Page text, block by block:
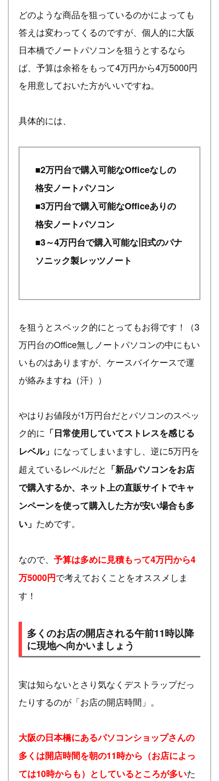
どのような商品を狙っているのかによっても
答えは変わってくるのですが、個人的に大阪
日本橋でノートパソコンを狙うとするなら
ば、予算は余裕をもって4万円から4万5000円
を用意しておいた方がいいですね。
具体的には、
■2万円台で購入可能なOfficeなしの
格安ノートパソコン
■3万円台で購入可能なOfficeありの
格安ノートパソコン
■3～4万円台で購入可能な旧式のパナ
ソニック製レッツノート
を狙うとスペック的にとってもお得です！（3
万円台のOffice無しノートパソコンの中にもい
いものはありますが、ケースバイケースで運
が絡みますね（汗））
やはりお値段が1万円台だとパソコンのスペッ
ク的に 「日常使用していてストレスを感じる
レベル」 になってしまいますし、逆に5万円を
超えているレベルだと 「新品パソコンをお店
で購入するか、ネット上の直販サイトでキャ
ンペーンを使って購入した方が安い場合も多
い」 ためです。
なので、 予算は多めに見積もって4万円から4
万5000円で考えておくことをオススメしま
す！
多くのお店の開店される午前11時以降
に現地へ向かいましょう
実は知らないとさり気なくデストラップだっ
たりするのが「お店の開店時間」。
大阪の日本橋にあるパソコンショップさんの
多くは開店時間を朝の11時から（お店によっ
ては10時からも）としているところが多いた